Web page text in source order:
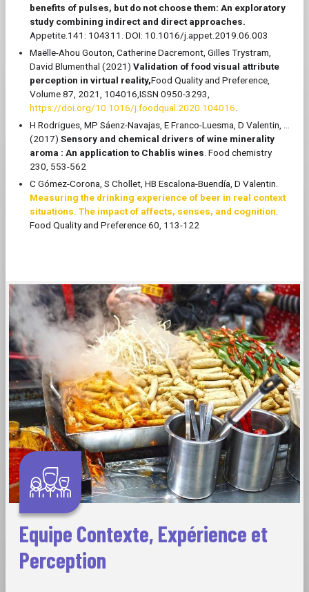
benefits of pulses, but do not choose them: An exploratory
study combining indirect and direct approaches.
Appetite.141: 104311. DOI: 10.1016/j.appet.2019.06.003
Maëlle-Ahou Gouton, Catherine Dacremont, Gilles Trystram,
David Blumenthal (2021) Validation of food visual attribute
perception in virtual reality,Food Quality and Preference,
Volume 87, 2021, 104016,ISSN 0950-3293,
https://doi.org/10.1016/j.foodqual.2020.104016
H Rodrigues, MP Sáenz-Navajas, E Franco-Luesma, D Valentin, ...
(2017) Sensory and chemical drivers of wine minerality
aroma : An application to Chablis wines . Food chemistry
230, 553-562
C Gómez-Corona, S Chollet, HB Escalona-Buendía, D Valentin.
Measuring the drinking experience of beer in real context
situations. The impact of affects, senses, and cognition
Food Quality and Preference 60, 113-122
Equipe Contexte, Expérience et
Perception